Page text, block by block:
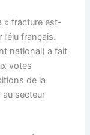
« fracture est-
français.
national) a fait
votes
de la
secteur